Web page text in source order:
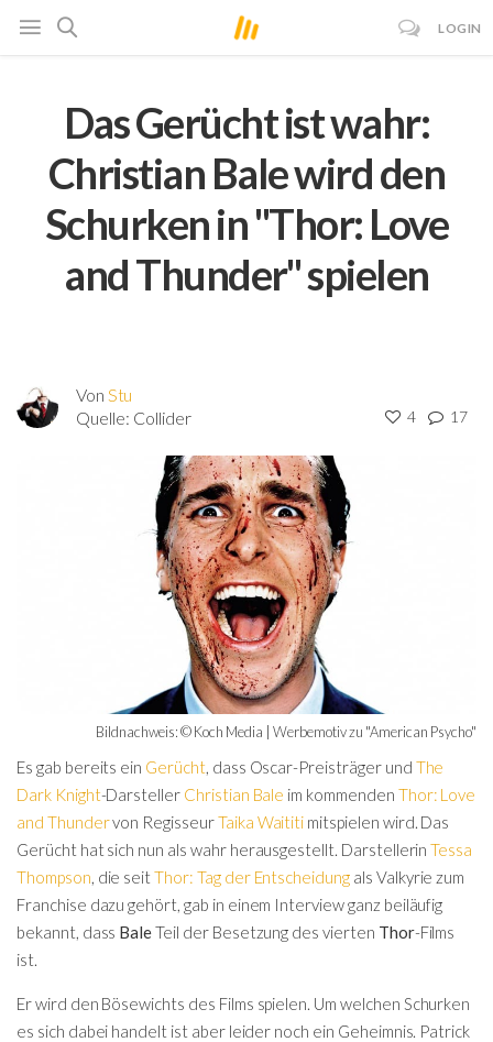
LOGIN
Das Gerücht ist wahr:
Christian Bale wird den
Schurken in "Thor: Love
and Thunder" spielen
Von Stu
Quelle: Collider 4 17
Bildnachweis: © Koch Media | Werbemotiv zu "American Psycho"
Es gab bereits ein Gerücht, dass Oscar-Preisträger und The
Dark Knight-Darsteller Christian Bale im kommenden Thor: Love
and Thundervon RegisseurTaika Waititi mitspielen wird. Das
Gerücht hat sich nun als wahr herausgestellt. DarstellerinTessa
Thompson, die seitThor: Tag der Entscheidung als Valkyrie zum
Franchise dazu gehört, gab in einem Interview ganz beiläufig
bekannt, dass BaleTeil der Besetzung des vierten Thor-Films
ist.
Er wird den Bösewichts des Films spielen. Um welchen Schurken
es sich dabei handelt ist aber leider noch ein Geheimnis. Patrick